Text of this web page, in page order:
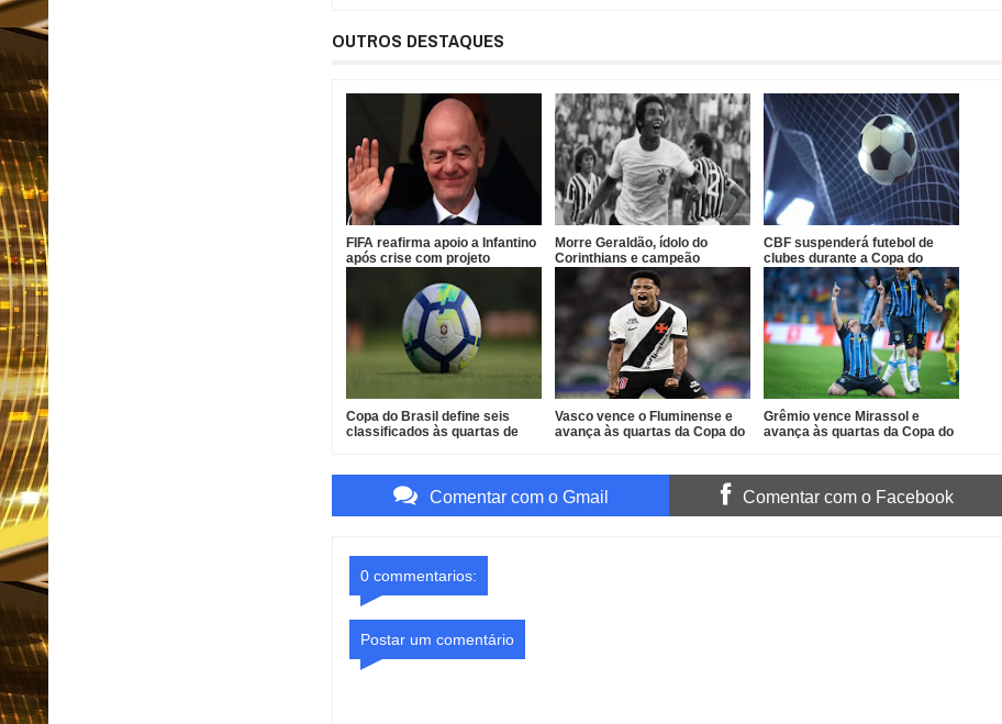
OUTROS DESTAQUES
FIFA reafirma apoio a Infantino
após crise com projeto
Morre Geraldão, ídolo do
Corinthians e campeão
paulista de 1977
CBF suspenderá futebol de
clubes durante a Copa do
Mundo de 2027
Copa do Brasil define seis
classificados às quartas de
Vasco vence o Fluminense e
avança às quartas da Copa do
Grêmio vence Mirassol e
avança às quartas da Copa do
Comentar com o Gmail Comentar com o Facebook
0 commentarios:
Postar um comentário